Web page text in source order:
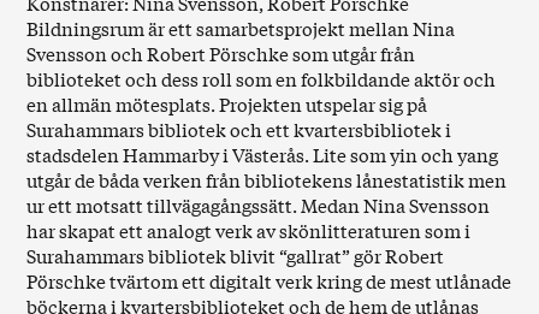
Bildningsrum är ett samarbetsprojekt mellan Nina
Svensson och Robert Pörschke som utgår från
biblioteket och dess roll som en folkbildande aktör och
en allmän mötesplats. Projekten utspelar sig på
Surahammars bibliotek och ett kvartersbibliotek i
stadsdelen Hammarby i Västerås. Lite som yin och yang
utgår de båda verken från bibliotekens lånestatistik men
ur ett motsatt tillvägagångssätt. Medan Nina Svensson
har skapat ett analogt verk av skönlitteraturen som i
Surahammars bibliotek blivit “gallrat” gör Robert
Pörschke tvärtom ett digitalt verk kring de mest utlånade
böckerna i kvartersbiblioteket och de hem de utlånas